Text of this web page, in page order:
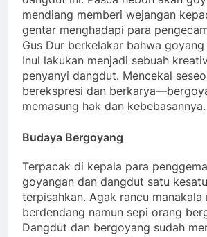
mendiang memberi wejangan
gentar menghadapi para
Gus Dur berkelakar bahwa goyang
Inul lakukan menjadi sebuah
penyanyi dangdut. Mencekal
berekspresi dan
memasung hak dan kebebasannya.
Budaya Bergoyang
Terpacak di kepala para
goyangan dan dangdut satu
terpisahkan. Agak rancu manakala
berdendang namun sepi orang
Dangdut dan bergoyang sudah